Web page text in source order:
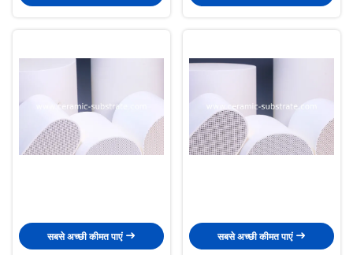
सबसे अच्छी कीमत पाएं सबसे अच्छी कीमत पाएं